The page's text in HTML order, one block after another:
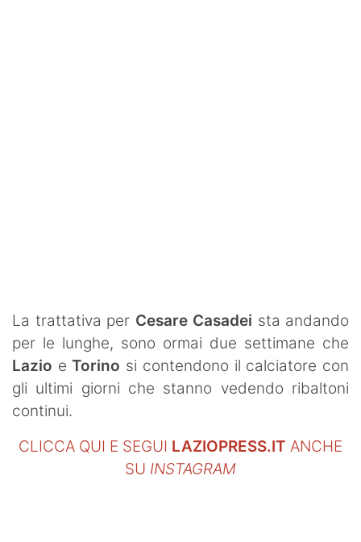
La trattativa per Cesare Casadei sta andando
per le lunghe, sono ormai due settimane che
Lazio eTorino si contendono il calciatore con
gli ultimi giorni che stanno vedendo ribaltoni
continui.
CLICCA QUI E SEGUI LAZIOPRESS.IT ANCHE
SU INSTAGRAM